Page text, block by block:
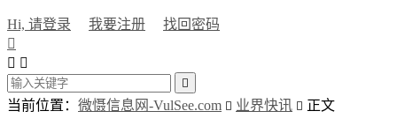
Hi, 请登录 我要注册
找回密码

 

当前位置： 微慑信息网-VulSee.com  业界快讯  正文